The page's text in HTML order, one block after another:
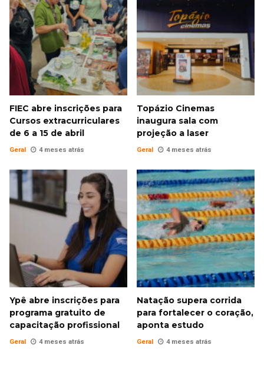
FIEC abre inscrições para
Cursos extracurriculares
de 6 a 15 de abril
Geral 4 meses atrás
Topázio Cinemas
inaugura sala com
projeção a laser
Geral 4 meses atrás
Ypê abre inscrições para
programa gratuito de
capacitação profissional
Geral 4 meses atrás
Natação supera corrida
para fortalecer o coração,
aponta estudo
Geral 4 meses atrás